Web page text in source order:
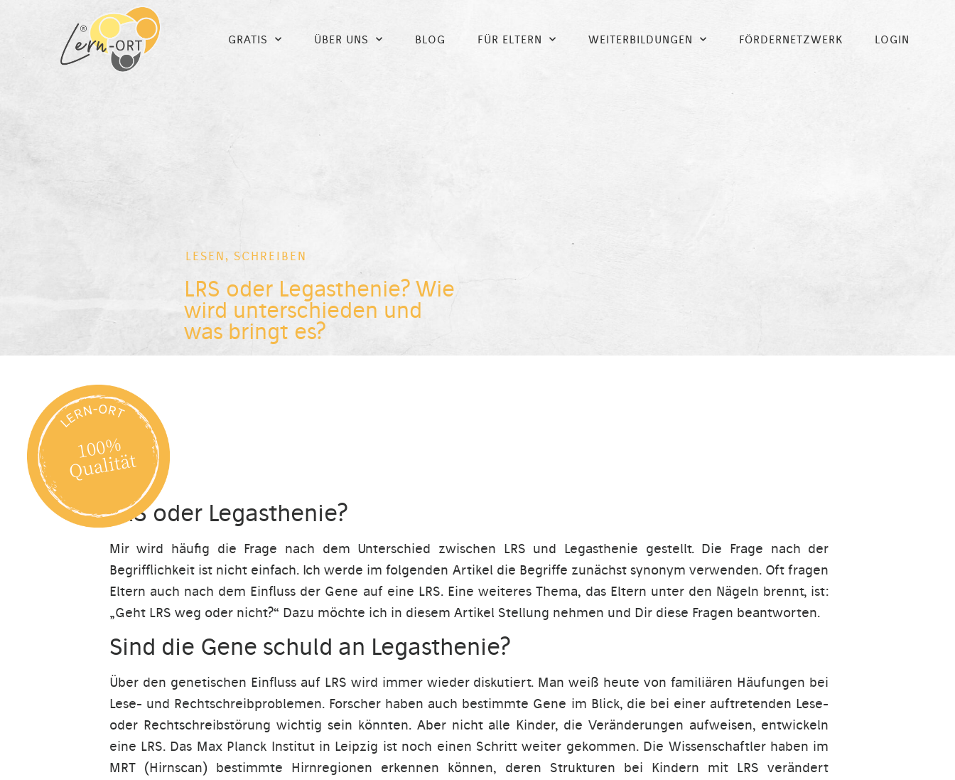
GRATIS ÜBER UNS BLOG FÜR ELTERN WEITERBILDUNGEN FÖRDERNETZWERK LOGIN
LESEN , SCHREIBEN
LRS oder Legasthenie? Wie
wird unterschieden und
was bringt es?
LRS oder Legasthenie?
Mir wird häufig die Frage nach dem Unterschied zwischen LRS und Legasthenie gestellt. Die Frage nach der
Begrifflichkeit ist nicht einfach. Ich werde im folgenden Artikel die Begriffe zunächst synonym verwenden. Oft fragen
Eltern auch nach dem Einfluss der Gene auf eine LRS. Eine weiteres Thema, das Eltern unter den Nägeln brennt, ist:
„Geht LRS weg oder nicht?“ Dazu möchte ich in diesem Artikel Stellung nehmen und Dir diese Fragen beantworten.
Sind die Gene schuld an Legasthenie?
Über den genetischen Einfluss auf LRS wird immer wieder diskutiert. Man weiß heute von familiären Häufungen bei
Lese- und Rechtschreibproblemen. Forscher haben auch bestimmte Gene im Blick, die bei einer auftretenden Lese-
oder Rechtschreibstörung wichtig sein könnten. Aber nicht alle Kinder, die Veränderungen aufweisen, entwickeln
eine LRS. Das Max Planck Institut in Leipzig ist noch einen Schritt weiter gekommen. Die Wissenschaftler haben im
MRT (Hirnscan) bestimmte Hirnregionen erkennen können, deren Strukturen bei Kindern mit LRS verändert